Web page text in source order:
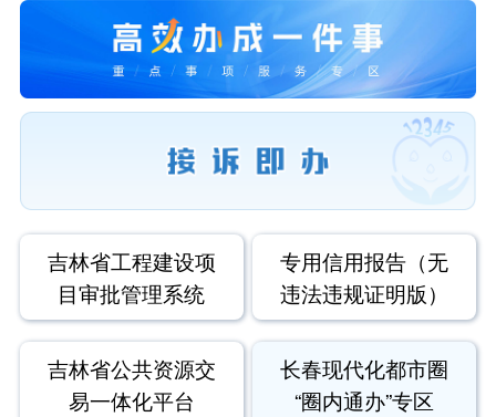
吉林省工程建设项
目审批管理系统
专用信用报告（无
违法违规证明版）
吉林省公共资源交
易一体化平台
长春现代化都市圈
“圈内通办”专区